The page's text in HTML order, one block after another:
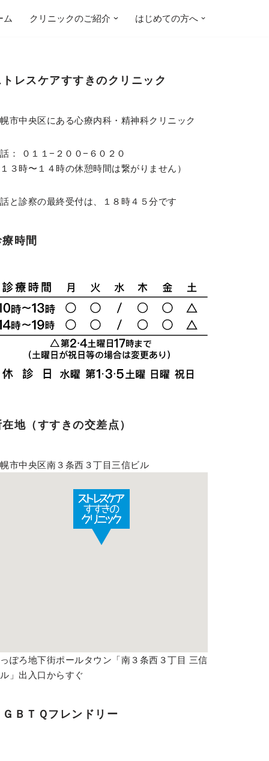
ム クリニックのご紹介 はじめての方へ
トレスケアすすきのクリニック
市中央区にある心療内科・精神科クリニック
： ０１１−２００−６０２０
３時〜１４時の休憩時間は繋がりません）
と診察の最終受付は、１８時４５分です
時間
地（すすきの交差点）
市中央区南３条西３丁目三信ビル
ぽろ地下街ポールタウン「南３条西３丁目 三信
」出入口からすぐ
ＧＢＴＱフレンドリー